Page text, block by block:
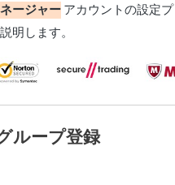
ージャーアカウントの設定
明します。
ループ登録